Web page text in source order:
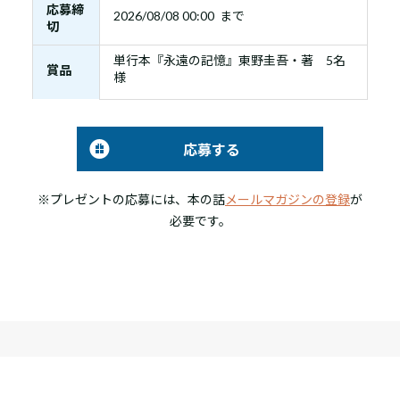
応募締
切
2026/08/08 00:00 まで
賞品
単行本『永遠の記憶』東野圭吾・著 5名
様
応募する
※プレゼントの応募には、本の話メールマガジンの登録が
必要です。